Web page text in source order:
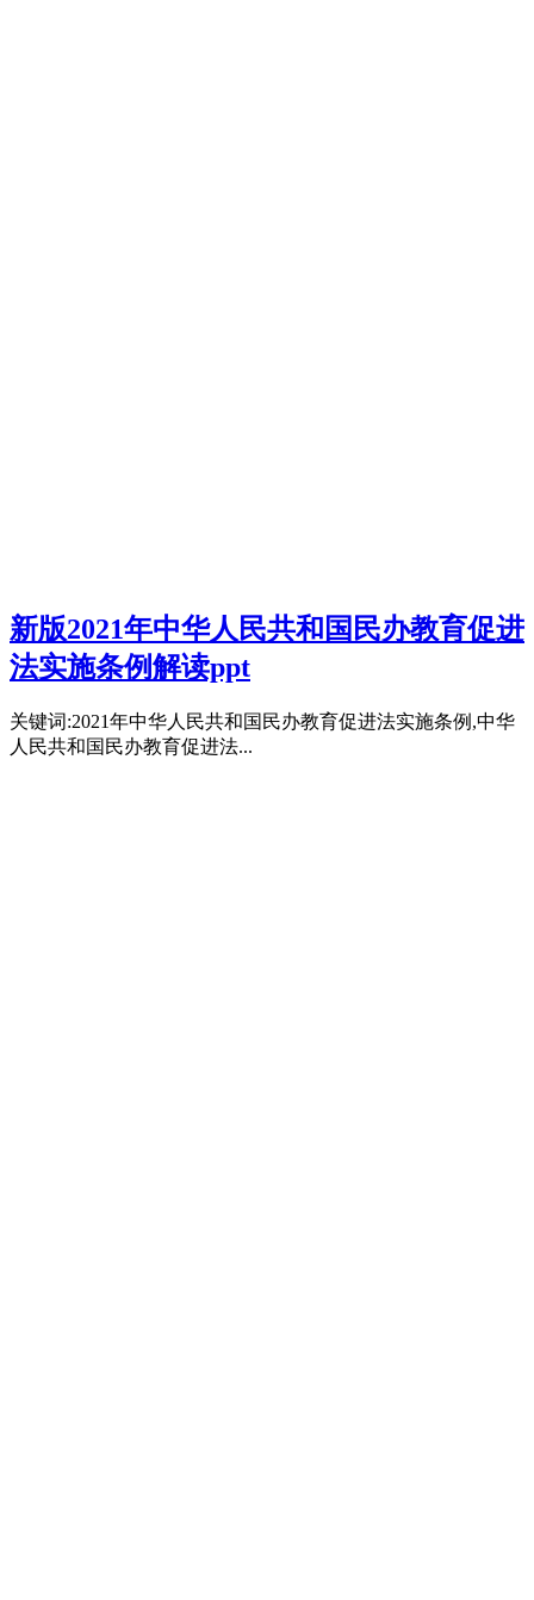
新版2021年中华人民共和国民办教育促进
法实施条例解读ppt
关键词:2021年中华人民共和国民办教育促进法实施条例,中华
人民共和国民办教育促进法...